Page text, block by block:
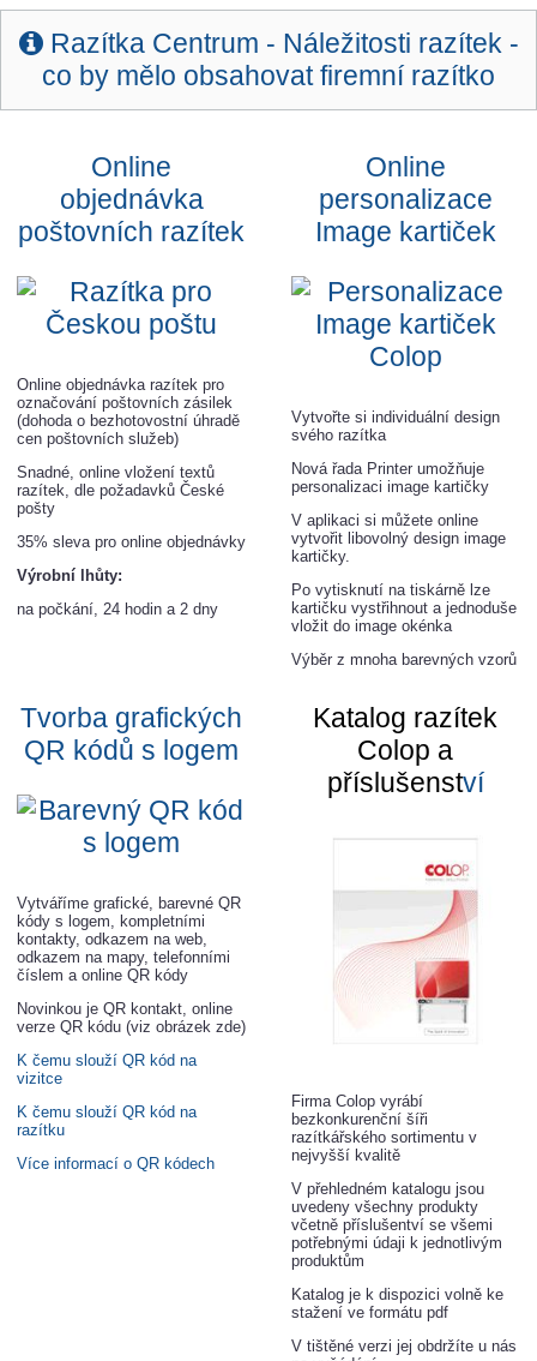
Razítka Centrum - Náležitosti razítek -
co by mělo obsahovat firemní razítko
Online
objednávka
poštovních razítek
Online objednávka razítek pro
označování poštovních zásilek
(dohoda o bezhotovostní úhradě
cen poštovních služeb)
Snadné, online vložení textů
razítek, dle požadavků České
pošty
35% sleva pro online objednávky
Výrobní lhůty:
na počkání, 24 hodin a 2 dny
Online
personalizace
Image kartiček
Vytvořte si individuální design
svého razítka
Nová řada Printer umožňuje
personalizaci image kartičky
V aplikaci si můžete online
vytvořit libovolný design image
kartičky.
Po vytisknutí na tiskárně lze
kartičku vystřihnout a jednoduše
vložit do image okénka
Výběr z mnoha barevných vzorů
Katalog razítek
Colop a
příslušenství
Firma Colop vyrábí
bezkonkurenční šíři
razítkářského sortimentu v
nejvyšší kvalitě
V přehledném katalogu jsou
uvedeny všechny produkty
včetně příslušentví se všemi
potřebnými údaji k jednotlivým
produktům
Katalog je k dispozici volně ke
stažení ve formátu pdf
V tištěné verzi jej obdržíte u nás
Tvorba grafických
QR kódů s logem
Vytváříme grafické, barevné QR
kódy s logem, kompletními
kontakty, odkazem na web,
odkazem na mapy, telefonními
číslem a online QR kódy
Novinkou je QR kontakt, online
verze QR kódu (viz obrázek zde)
K čemu slouží QR kód na
vizitce
K čemu slouží QR kód na
razítku
Více informací o QR kódech